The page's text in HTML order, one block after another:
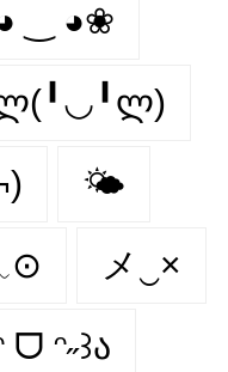
‿ ◕❀
🌤️
メ‿×
ᗜ ᵔ˶꒱ა